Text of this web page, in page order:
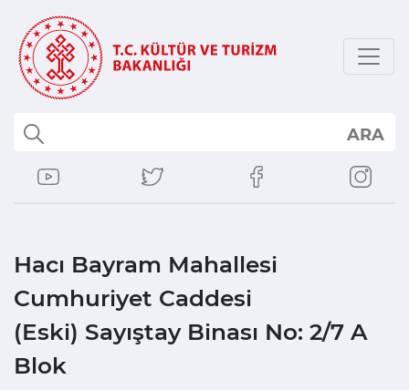
ARA
Hacı Bayram Mahallesi
Cumhuriyet Caddesi
(Eski) Sayıştay Binası No: 2/7 A
Blok